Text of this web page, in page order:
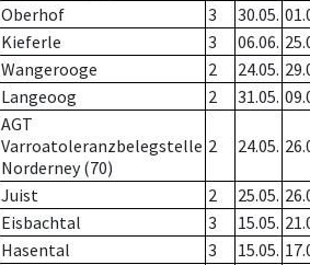
Oberhof 3 30.05.
Kieferle 3 06.06.
Wangerooge 2 24.05.
Langeoog 2 31.05.
AGT
Varroatoleranzbelegstelle
Norderney (70)
2 24.05.
Juist 2 25.05.
Eisbachtal 3 15.05.
Hasental 3 15.05.